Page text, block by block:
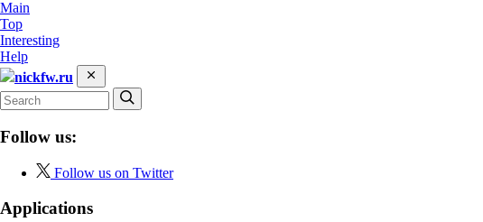
Main
Top
Interesting
Help
nickfw.ru
Follow us:
Follow us on Twitter
Applications